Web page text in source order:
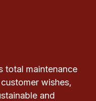
total maintenance
wishes,
and